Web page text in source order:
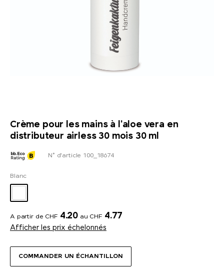
Crème pour les mains à l'aloe vera en
distributeur airless 30 mois 30 ml
COMMANDER UN ÉCHANTILLON
N° d'article 100_18674
Blanc
A partir de CHF 4.20 au CHF 4.77
Afficher les prix échelonnés